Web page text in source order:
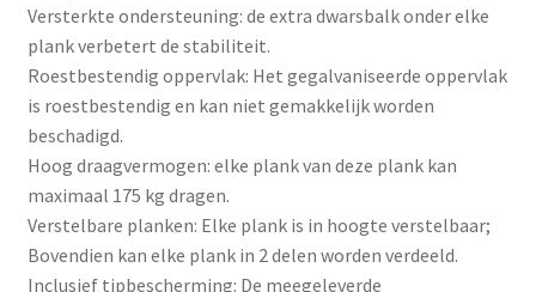
Versterkte ondersteuning: de extra dwarsbalk onder elke
plank verbetert de stabiliteit.
Roestbestendig oppervlak: Het gegalvaniseerde oppervlak
is roestbestendig en kan niet gemakkelijk worden
beschadigd.
Hoog draagvermogen: elke plank van deze plank kan
maximaal 175 kg dragen.
Verstelbare planken: Elke plank is in hoogte verstelbaar;
Bovendien kan elke plank in 2 delen worden verdeeld.
Inclusief tipbescherming: De meegeleverde